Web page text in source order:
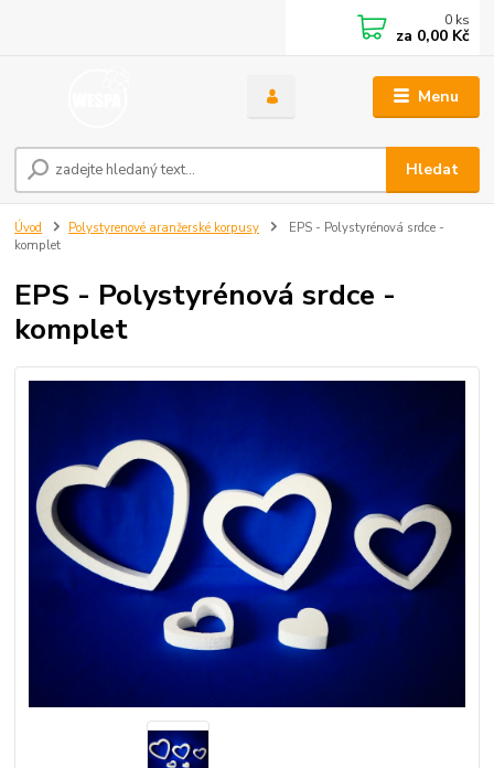
Menu
Hledat
0 ks
za 0,00 Kč
Úvod Polystyrenové aranžerské korpusy
EPS - Polystyrénová srdce -
komplet
EPS - Polystyrénová srdce -
komplet